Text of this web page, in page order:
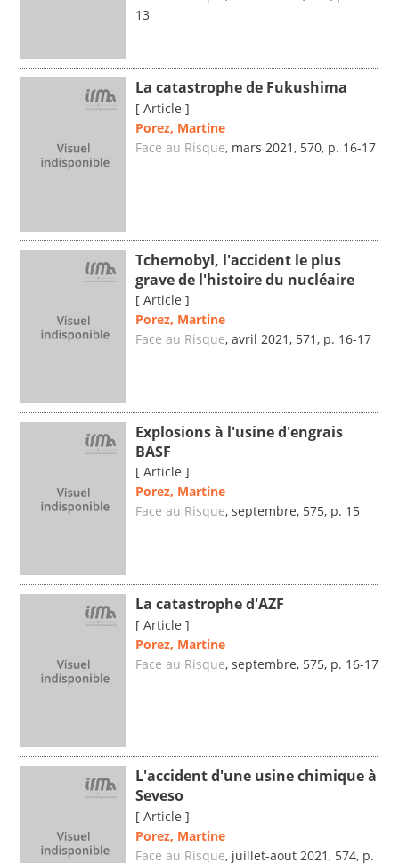
13
La catastrophe de Fukushima
[ Article ]
Porez, Martine
Face au Risque, mars 2021, 570, p. 16-17
Tchernobyl, l'accident le plus
grave de l'histoire du nucléaire
[ Article ]
Porez, Martine
Face au Risque, avril 2021, 571, p. 16-17
Explosions à l'usine d'engrais
BASF
[ Article ]
Porez, Martine
Face au Risque, septembre, 575, p. 15
La catastrophe d'AZF
[ Article ]
Porez, Martine
Face au Risque, septembre, 575, p. 16-17
L'accident d'une usine chimique à
Seveso
[ Article ]
Porez, Martine
Face au Risque, juillet-aout 2021, 574, p.